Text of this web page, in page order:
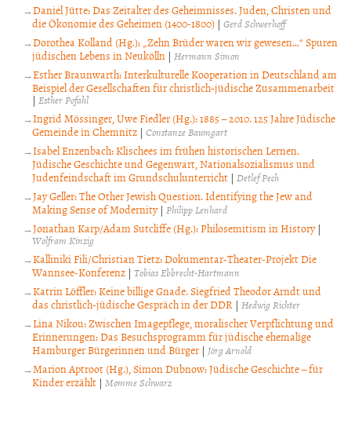
Daniel Jütte: Das Zeitalter des Geheimnisses. Juden, Christen und
die Ökonomie des Geheimen (1400-1800) | Gerd Schwerhoff
Dorothea Kolland (Hg.): „Zehn Brüder waren wir gewesen…“ Spuren
jüdischen Lebens in Neukölln | Hermann Simon
Esther Braunwarth: Interkulturelle Kooperation in Deutschland am
Beispiel der Gesellschaften für christlich-jüdische Zusammenarbeit
| Esther Pofahl
Ingrid Mössinger, Uwe Fiedler (Hg.): 1885 – 2010. 125 Jahre Jüdische
Gemeinde in Chemnitz | Constanze Baumgart
Isabel Enzenbach: Klischees im frühen historischen Lernen.
Jüdische Geschichte und Gegenwart, Nationalsozialismus und
Judenfeindschaft im Grundschulunterricht | Detlef Pech
Jay Geller: The Other Jewish Question. Identifying the Jew and
Making Sense of Modernity| Philipp Lenhard
Jonathan Karp/Adam Sutcliffe (Hg.): Philosemitism in History|
Wolfram Kinzig
Kalliniki Fili/Christian Tietz: Dokumentar-Theater-Projekt Die
Wannsee-Konferenz | Tobias Ebbrecht-Hartmann
Katrin Löffler: Keine billige Gnade. Siegfried Theodor Arndt und
das christlich-jüdische Gespräch in der DDR | Hedwig Richter
Lina Nikou: Zwischen Imagepflege, moralischer Verpflichtung und
Erinnerungen: Das Besuchsprogramm für jüdische ehemalige
Hamburger Bürgerinnen und Bürger | Jörg Arnold
Marion Aptroot (Hg.), Simon Dubnow: Jüdische Geschichte – für
Kinder erzählt | Momme Schwarz